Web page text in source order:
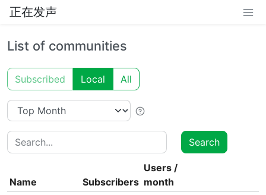
正在发声
List of communities
Subscribed Local All
Search
Search
Name Subscribers
Users /
month